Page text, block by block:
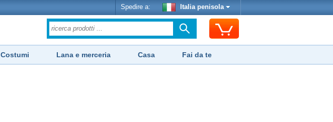
Spedire a: Italia penisola
Costumi Lana e merceria Casa Fai da te